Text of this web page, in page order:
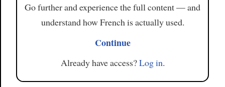
Go further and experience the full content — and
understand how French is actually used.
Continue
Already have access?Log in.